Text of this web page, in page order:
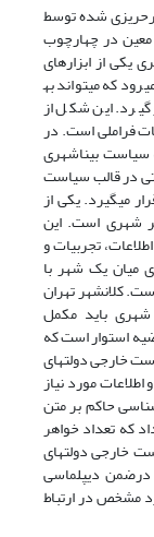
شده توسط
در چهارچوب
یکی از ابزارهای
که می­تواند به​
این شکل از
فراملی است. در
سیاست بیناشهری
در قالب سیاست
می­گیرد. یکی از
شهری است. این
تجربیات و
میان یک شهر با
کلان­شهر تهران
باید مکمل
استوار است که
خارجی دولت­های
مورد نیاز
حاکم بر متن
که تعداد خواهر
خارجی دولت­های
دیپلماسی
مشخص در ارتباط